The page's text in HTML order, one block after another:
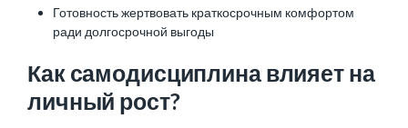
Готовность жертвовать краткосрочным комфортом
ради долгосрочной выгоды
Как самодисциплина влияет на
личный рост?